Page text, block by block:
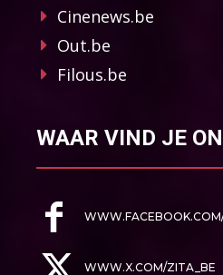
Cinenews.be
Out.be
Filous.be
WAAR VIND JE
WWW.X.COM/ZITA_BE